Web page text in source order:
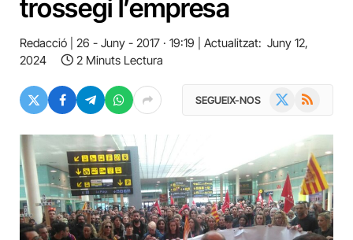
trossegi l’empresa
Redacció 26 - Juny - 2017 · 19:19 Actualitzat: Juny 12,
2024
2 Minuts Lectura
SEGUEIX-NOS RSS